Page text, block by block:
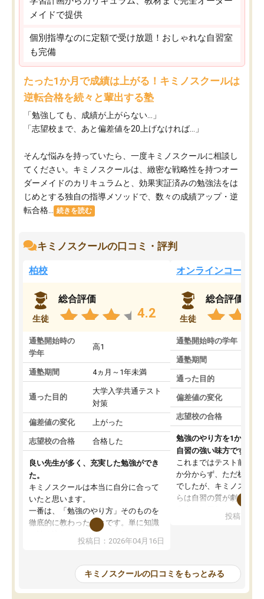
メイドで提供
個別指導なのに定額で受け放題！おしゃれな自習室
も完備
たった1か月で成績は上がる！キミノスクールは
逆転合格を続々と輩出する塾
「勉強しても、成績が上がらない…」
「志望校まで、あと偏差値を20上げなければ…」
そんな悩みを持っていたら、一度キミノスクールに相談し
てください。キミノスクールは、緻密な戦略性を持つオー
ダーメイドのカリキュラムと、効果実証済みの勉強法をは
じめとする独自の指導メソッドで、数々の成績アップ・逆
転合格... 続きを読む
キミノスクールの口コミ・評判
柏校
生徒
総合評価
4.2
通塾開始時の
学年
高1
通塾期間 4ヵ月～1年未満
通った目的
大学入学共通テスト
対策
偏差値の変化 上がった
志望校の合格 合格した
良い先生が多く、充実した勉強ができ
た。
キミノスクールは本当に自分に合って
いたと思います。
一番は、「勉強のやり方」そのものを
徹底的に教わったことです。単に知識
を詰め込むのではなく、自学自習の習
慣が身につくよう並走してくれるの
はなくなりました。
講師の方との距離も近く、親身なコー
投稿日：2026年04月16日
オンラインコース
生徒
総合評価
通塾開始時の学年
通塾期間
通った目的
偏差値の変化
志望校の合格
勉強のやり方を1から教
自習の強い味方です。
これまではテスト前に何
か分からず、ただ机に座
でしたが、キミノスクー
らは自習の質が劇的に変
を明確にしてくれるの
の仕方をコーチングして
ルなので、家での学習習
身につきました。結果と
投稿日：
キミノスクールの口コミをもっとみる